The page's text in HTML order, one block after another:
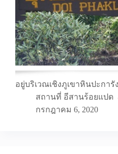
อยู่บริเวณเชิงภูเขาหินปะกา
สถานที่ อีสานร้อยแปด
กรกฎาคม 6, 2020